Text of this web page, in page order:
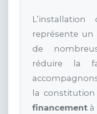
L’installation
représente un
de
réduire la
la
financement à